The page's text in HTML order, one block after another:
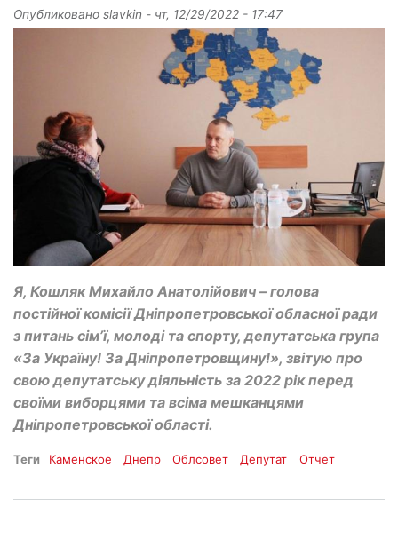
Опубликовано slavkin - чт, 12/29/2022 - 17:47
Я, Кошляк Михайло Анатолійович – голова
постійної комісії Дніпропетровської обласної ради
з питань сім’ї, молоді та спорту, депутатська група
«За Україну! За Дніпропетровщину!», звітую про
свою депутатську діяльність за 2022 рік перед
своїми виборцями та всіма мешканцями
Дніпропетровської області.
Теги Каменское Днепр Облсовет Депутат Отчет